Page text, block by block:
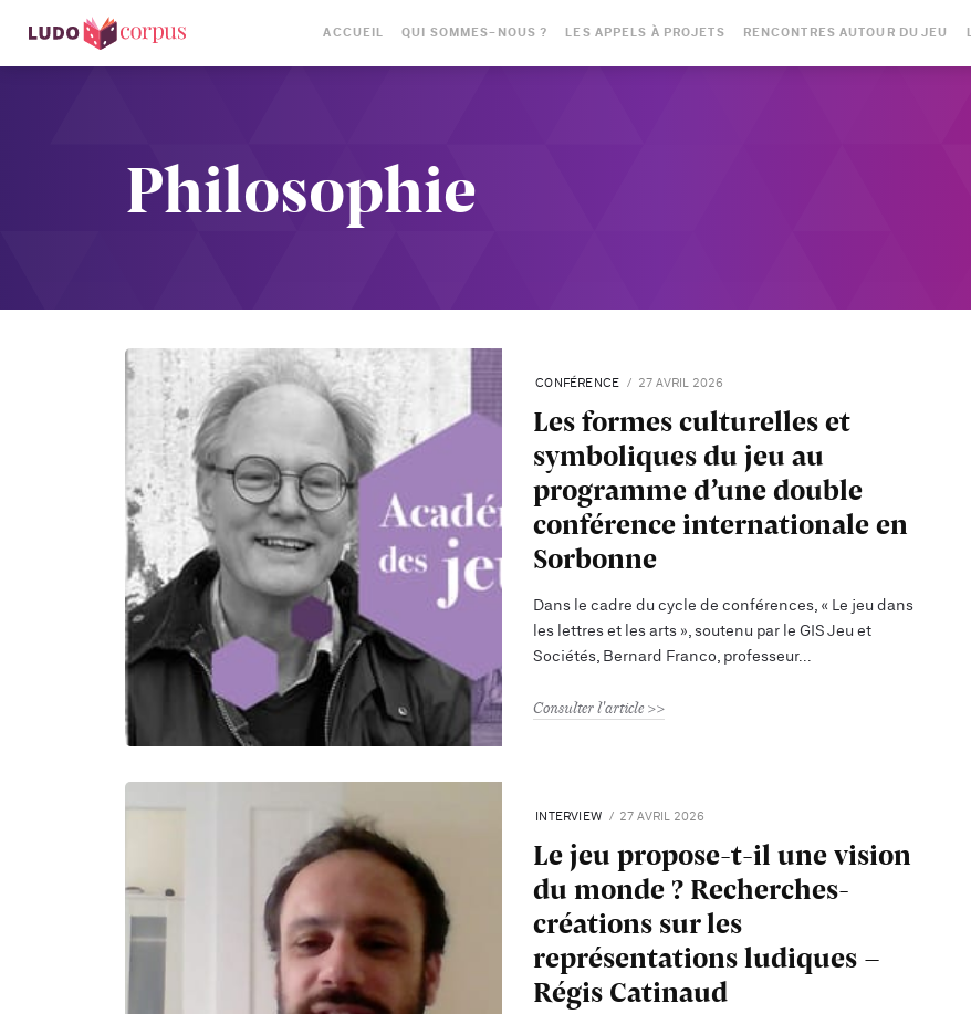
ACCUEIL QUI SOMMES-NOUS ? LES APPELS À PROJETS RENCONTRES AUTOUR DU JEU
Philosophie
CONFÉRENCE 27 AVRIL 2026
Les formes culturelles et
symboliques du jeu au
programme d’une double
conférence internationale en
Sorbonne
Dans le cadre du cycle de conférences, « Le jeu dans
les lettres et les arts », soutenu par le GIS Jeu et
Sociétés, Bernard Franco, professeur
Consulter l'article
INTERVIEW 27 AVRIL 2026
Le jeu propose-t-il une vision
du monde ? Recherches-
créations sur les
représentations ludiques -
Régis Catinaud